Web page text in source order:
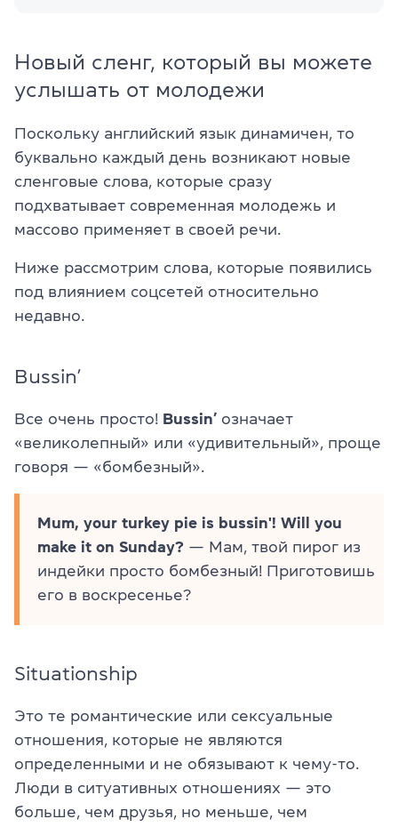
Новый сленг, который вы можете
услышать от молодежи
Поскольку английский язык динамичен, то
буквально каждый день возникают новые
сленговые слова, которые сразу
подхватывает современная молодежь и
массово применяет в своей речи.
Ниже рассмотрим слова, которые появились
под влиянием соцсетей относительно
недавно.
Bussin’
Все очень просто! Bussin’ означает
«великолепный» или «удивительный», проще
говоря — «бомбезный».
Mum, your turkey pie is bussin'! Will you
make it on Sunday? — Мам, твой пирог из
индейки просто бомбезный! Приготовишь
его в воскресенье?
Situationship
Это те романтические или сексуальные
отношения, которые не являются
определенными и не обязывают к чему-то.
Люди в ситуативных отношениях — это
больше, чем друзья, но меньше, чем